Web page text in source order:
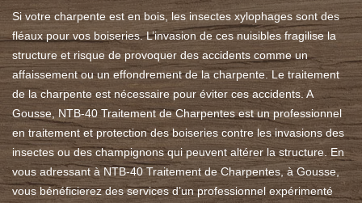
Si votre charpente est en bois, les insectes xylophages sont des
fléaux pour vos boiseries. L’invasion de ces nuisibles fragilise la
structure et risque de provoquer des accidents comme un
affaissement ou un effondrement de la charpente. Le traitement
de la charpente est nécessaire pour éviter ces accidents. A
Gousse, NTB-40 Traitement de Charpentes est un professionnel
en traitement et protection des boiseries contre les invasions des
insectes ou des champignons qui peuvent altérer la structure. En
vous adressant à NTB-40 Traitement de Charpentes, à Gousse,
vous bénéficierez des services d’un professionnel expérimenté